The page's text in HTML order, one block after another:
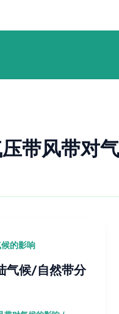
带风带对
的影响
气候/自然带分